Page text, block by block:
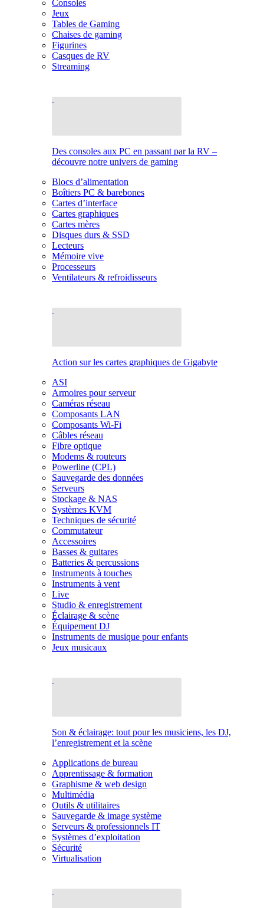
Consoles
Jeux
Tables de Gaming
Chaises de gaming
Figurines
Casques de RV
Streaming
Des consoles aux PC en passant par la RV –
découvre notre univers de gaming
Blocs d’alimentation
Boîtiers PC & barebones
Cartes d’interface
Cartes graphiques
Cartes mères
Disques durs & SSD
Lecteurs
Mémoire vive
Processeurs
Ventilateurs & refroidisseurs
Action sur les cartes graphiques de Gigabyte
ASI
Armoires pour serveur
Caméras réseau
Composants LAN
Composants Wi-Fi
Câbles réseau
Fibre optique
Modems & routeurs
Powerline (CPL)
Sauvegarde des données
Serveurs
Stockage & NAS
Systèmes KVM
Techniques de sécurité
Commutateur
Accessoires
Basses & guitares
Batteries & percussions
Instruments à touches
Instruments à vent
Live
Studio & enregistrement
Éclairage & scène
Équipement DJ
Instruments de musique pour enfants
Jeux musicaux
Son & éclairage: tout pour les musiciens, les DJ,
l’enregistrement et la scène
Applications de bureau
Apprentissage & formation
Graphisme & web design
Multimédia
Outils & utilitaires
Sauvegarde & image système
Serveurs & professionnels IT
Systèmes d’exploitation
Sécurité
Virtualisation